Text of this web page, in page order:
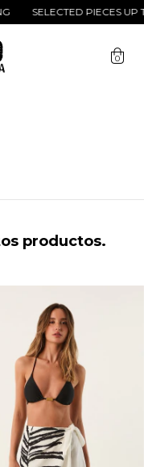
SELECTED PIECES UP
0
productos.